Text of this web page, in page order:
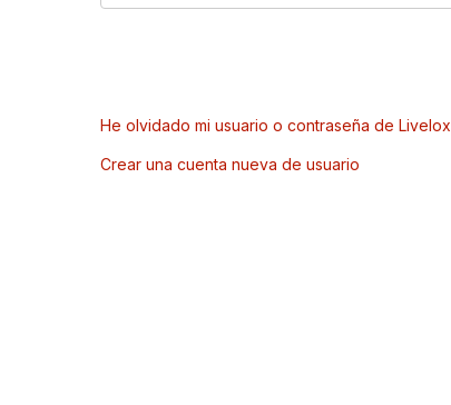
He olvidado mi usuario o contraseña de Livelox
Crear una cuenta nueva de usuario